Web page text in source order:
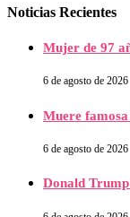
Noticias Recientes
Mujer de 97
6 de agosto de 2026
Muere
6 de agosto de 2026
Donald